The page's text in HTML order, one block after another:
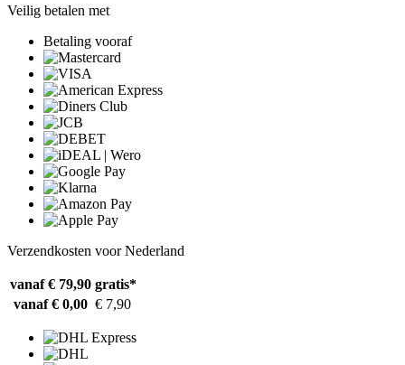
Veilig betalen met
Betaling vooraf
Verzendkosten voor Nederland
vanaf € 79,90 gratis*
vanaf € 0,00 € 7,90